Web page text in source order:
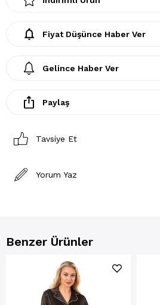
Fiyat Düşünce Haber Ver
Gelince Haber Ver
Paylaş
Tavsiye Et
Yorum Yaz
Benzer Ürünler